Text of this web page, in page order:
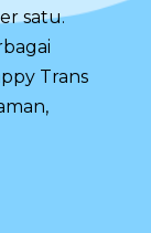
satu.
Trans